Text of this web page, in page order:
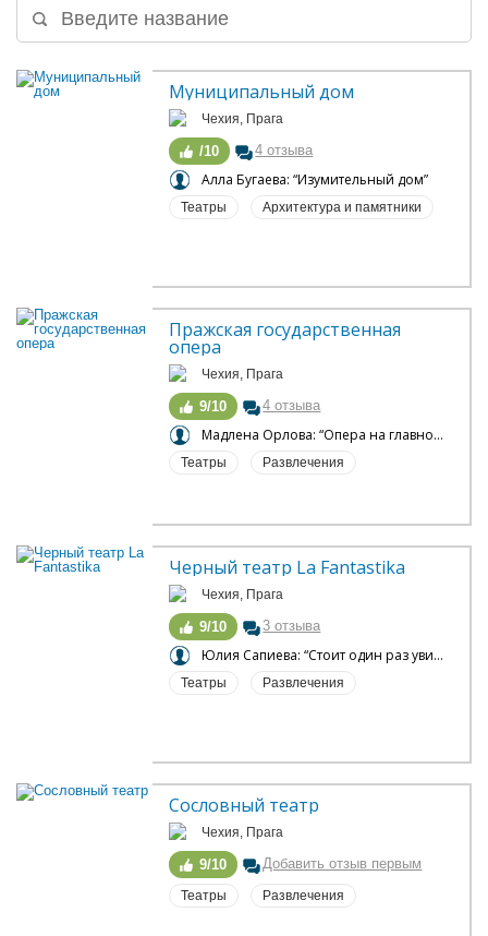
Муниципальный дом
Чехия, Прага
/10 4 отзыва
Алла Бугаева: “Изумительный дом”
Театры Архитектура и памятники
Пражская государственная
опера
Чехия, Прага
9/10 4 отзыва
Мадлена Орлова: “Опера на главной площади Праги”
Театры Развлечения
Черный театр La Fantastika
Чехия, Прага
9/10 3 отзыва
Юлия Сапиева: “Стоит один раз увидеть подобное”
Театры Развлечения
Сословный театр
Чехия, Прага
9/10 Добавить отзыв первым
Театры Развлечения